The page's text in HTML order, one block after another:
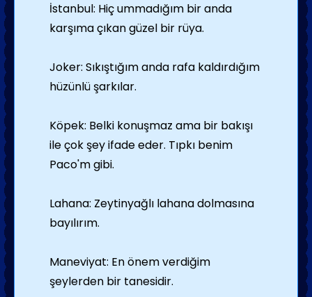
İstanbul: Hiç ummadığım bir anda
karşıma çıkan güzel bir rüya.
Joker: Sıkıştığım anda rafa kaldırdığım
hüzünlü şarkılar.
Köpek: Belki konuşmaz ama bir bakışı
ile çok şey ifade eder. Tıpkı benim
Paco'm gibi.
Lahana: Zeytinyağlı lahana dolmasına
bayılırım.
Maneviyat: En önem verdiğim
şeylerden bir tanesidir.